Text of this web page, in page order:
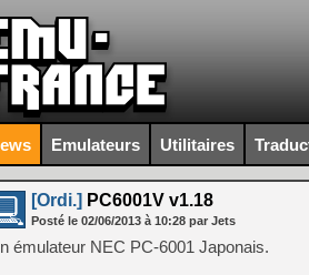
Emulateurs Utilitaires
[Ordi.] PC6001V v1.18
Posté le 02/06/2013 à 10:28 par Jets
émulateur NEC PC-6001 Japonais.